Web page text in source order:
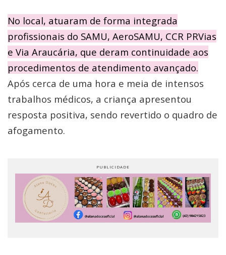
No local, atuaram de forma integrada
profissionais do SAMU, AeroSAMU, CCR PRVias
e Via Araucária, que deram continuidade aos
procedimentos de atendimento avançado.
Após cerca de uma hora e meia de intensos
trabalhos médicos, a criança apresentou
resposta positiva, sendo revertido o quadro de
afogamento.